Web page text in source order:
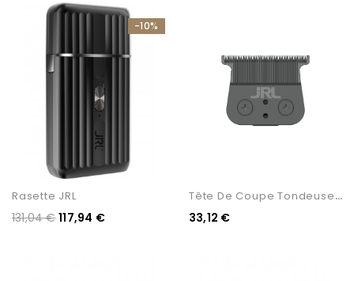
Rasette JRL
131,04 €
-10%
117,94 €
T
Ête De Coupe Tondeuse De...
33,12 €